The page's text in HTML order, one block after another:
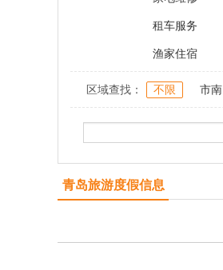
租车服务
渔家住宿
区域查找： 不限 市南
青岛旅游度假信息